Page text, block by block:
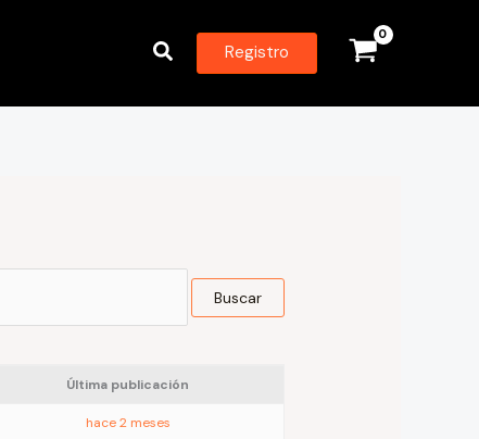
Buscar Registro
Última publicación
hace 2 meses